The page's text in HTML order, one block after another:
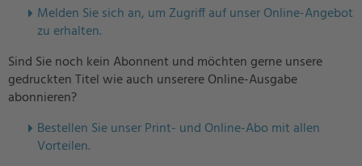
Melden Sie sich an, um Zugriff auf unser Online-Angebot
zu erhalten.
Sind Sie noch kein Abonnent und möchten gerne unsere
gedruckten Titel wie auch unserere Online-Ausgabe
abonnieren?
Bestellen Sie unser Print- und Online-Abo mit allen
Vorteilen.